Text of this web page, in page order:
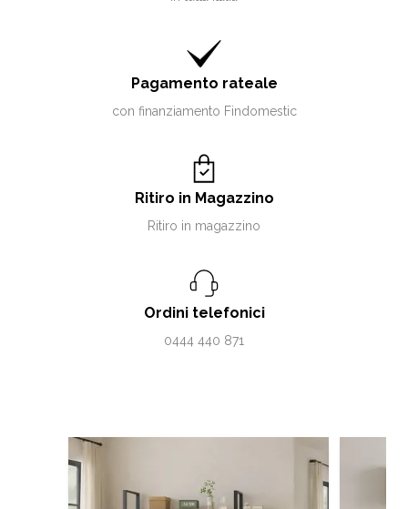
Pagamento rateale
con finanziamento Findomestic
Ritiro in Magazzino
Ritiro in magazzino
Ordini telefonici
0444 440 871